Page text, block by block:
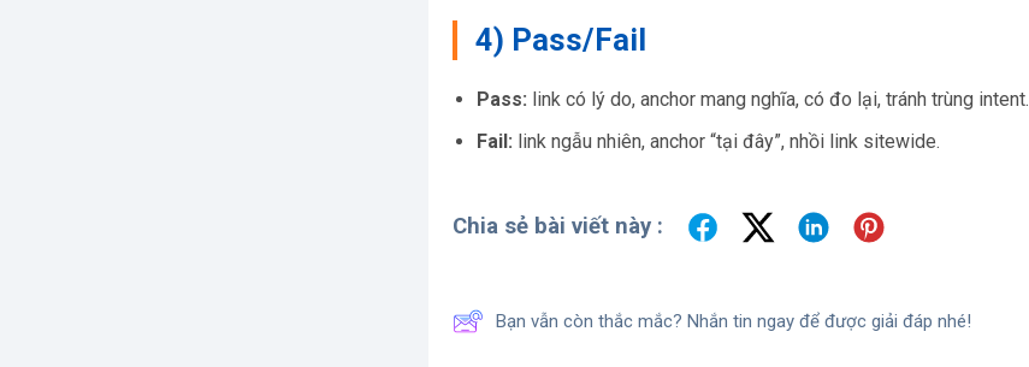
4) Pass/Fail
Pass: link có lý do, anchor mang nghĩa, có đo lại, tránh trùng intent.
Fail: link ngẫu nhiên, anchor “tại đây”, nhồi link sitewide.
Chia sẻ bài viết này :
Bạn vẫn còn thắc mắc? Nhắn tin ngay để được giải đáp nhé!